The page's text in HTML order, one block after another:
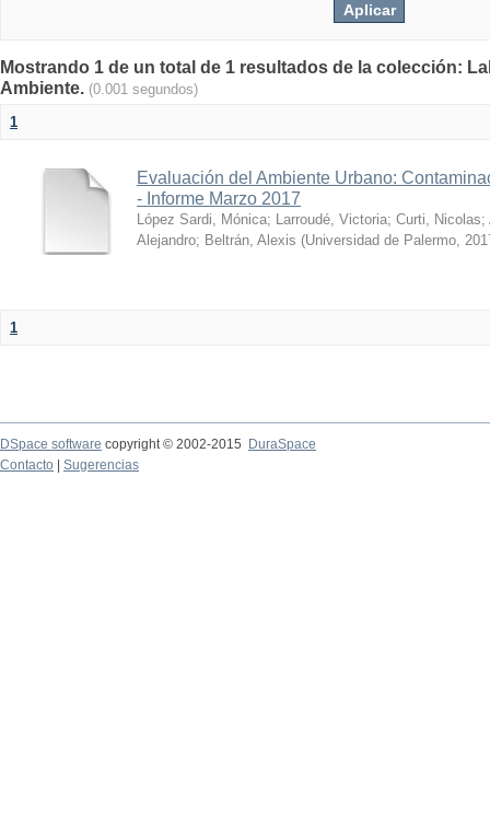
Mostrando 1 de un total de 1 resultados de la colección:
Ambiente. (0.001 segundos)
1
Evaluación del Ambiente Urbano:
- Informe Marzo 2017
López Sardi, Mónica; Larroudé, Victoria; Curti, Nicolas;
Alejandro; Beltrán, Alexis (Universidad de Palermo,
1
DSpace software copyright © 2002-2015
DuraSpace
Contacto
Sugerencias